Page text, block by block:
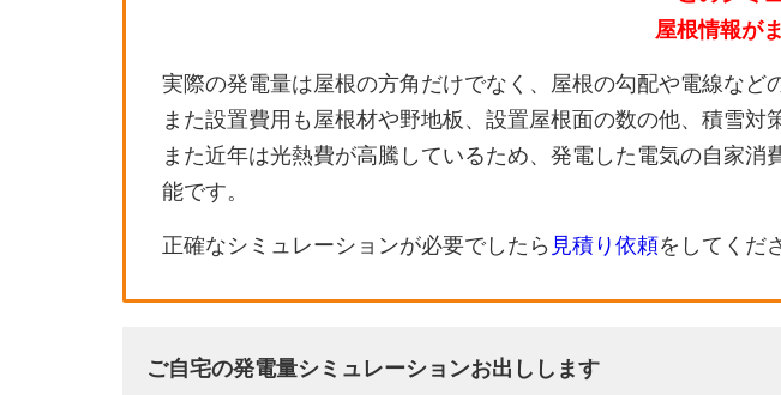
屋根情報が
実際の発電量は屋根の方角だけでなく、屋根の勾配や電線など
また設置費用も屋根材や野地板、設置屋根面の数の他、積雪対
また近年は光熱費が高騰しているため、発電した電気の自家
能です。
正確なシミュレーションが必要でしたら 見積り依頼をしてくだ
ご自宅の発電量シミュレーションお出しします